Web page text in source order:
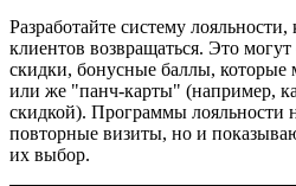
Разработайте систему лояльности,
клиентов возвращаться. Это
скидки, бонусные баллы, которые
или же "панч-карты" (например,
скидкой). Программы лояльности
повторные визиты, но и
их выбор.